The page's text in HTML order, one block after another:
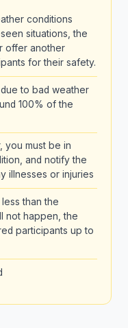
conditions
situations, the
offer another
for their safety.
to bad weather
100% of the
you must be in
and notify the
illnesses or injuries
than the
not happen, the
participants up to